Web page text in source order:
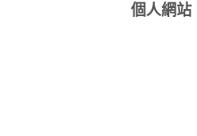
個人網站